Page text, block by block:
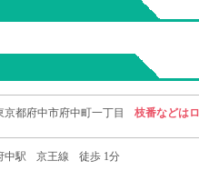
京都府中市府中町一丁目 枝番などは
中駅 京王線 徒歩 1分